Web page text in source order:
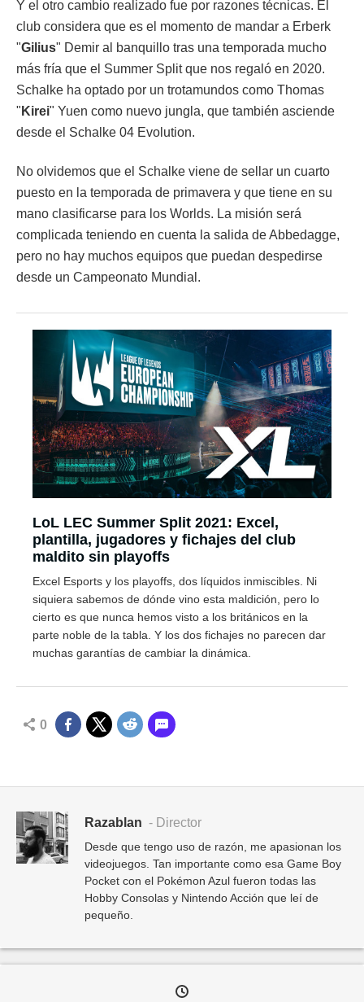
Y el otro cambio realizado fue por razones técnicas. El
club considera que es el momento de mandar a Erberk
"Gilius" Demir al banquillo tras una temporada mucho
más fría que el Summer Split que nos regaló en 2020.
Schalke ha optado por un trotamundos como Thomas
" Kirei" Yuen como nuevo jungla, que también asciende
desde el Schalke 04 Evolution.
No olvidemos que el Schalke viene de sellar un cuarto
puesto en la temporada de primavera y que tiene en su
mano clasificarse para los Worlds. La misión será
complicada teniendo en cuenta la salida de Abbedagge,
pero no hay muchos equipos que puedan despedirse
desde un Campeonato Mundial.
LoL LEC Summer Split 2021: Excel,
plantilla, jugadores y fichajes del club
maldito sin playoffs
Excel Esports y los playoffs, dos líquidos inmiscibles. Ni
siquiera sabemos de dónde vino esta maldición, pero lo
cierto es que nunca hemos visto a los británicos en la
parte noble de la tabla. Y los dos fichajes no parecen dar
muchas garantías de cambiar la dinámica.
0
Razablan - Director
Desde que tengo uso de razón, me apasionan los
videojuegos. Tan importante como esa Game Boy
Pocket con el Pokémon Azul fueron todas las
Hobby Consolas y Nintendo Acción que leí de
pequeño.